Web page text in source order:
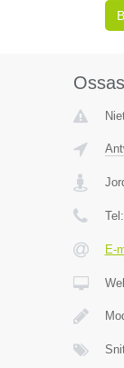
Ossas
Tel:
E-